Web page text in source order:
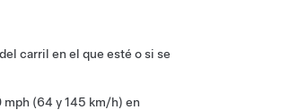
carril en el que esté o si se
mph (64 y 145 km/h) en